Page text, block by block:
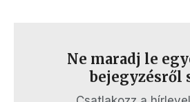
Ne maradj le
bejegyzésről